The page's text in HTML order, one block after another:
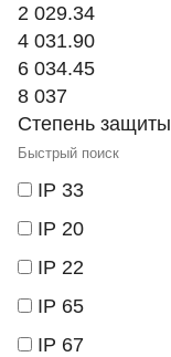
2 029.34
4 031.90
6 034.45
8 037
Степень защиты
IP 33
IP 20
IP 22
IP 65
IP 67